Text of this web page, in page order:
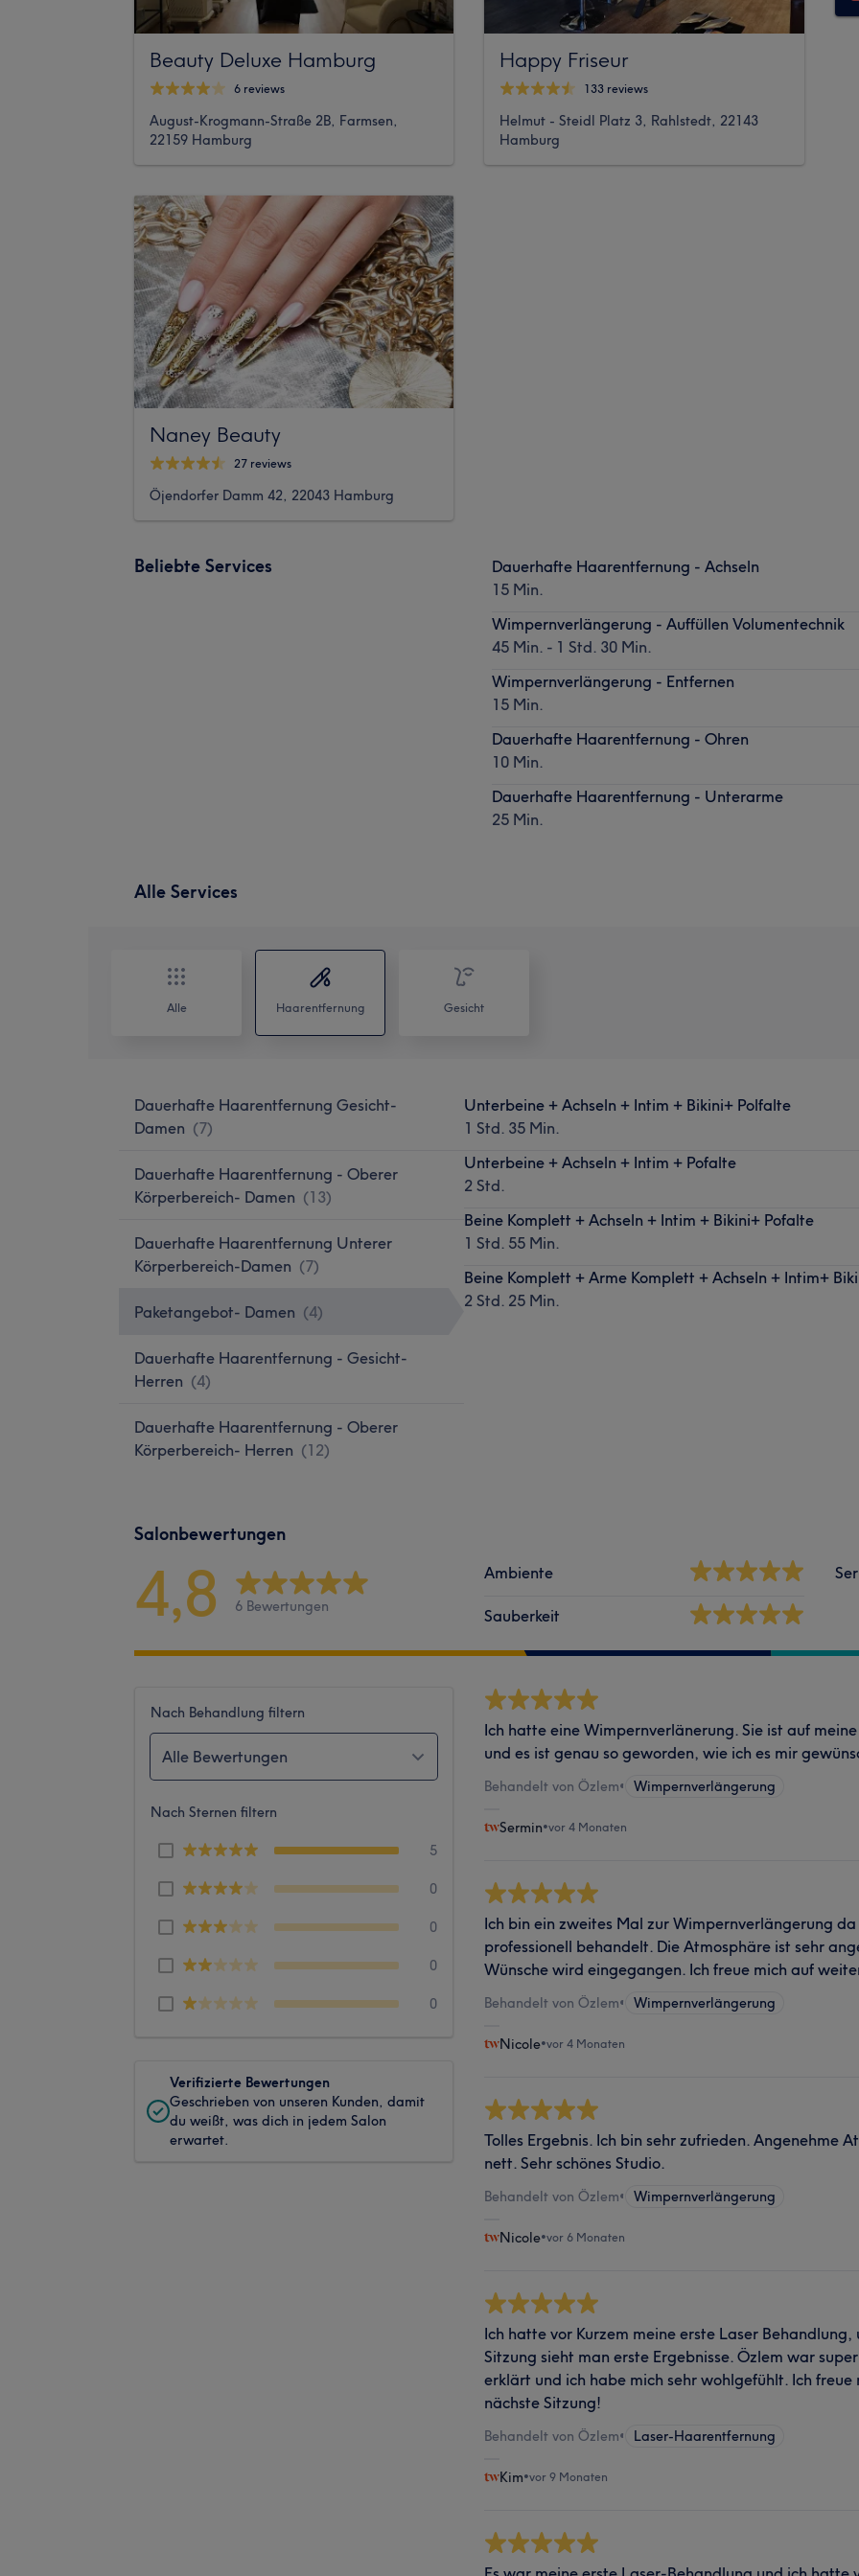
Beauty Deluxe Hamburg
6 reviews
August-Krogmann-Straße 2B, Farmsen,
22159 Hamburg
Naney Beauty
27 reviews
Öjendorfer Damm 42, 22043 Hamburg
Happy Friseur
133 reviews
Helmut - Steidl Platz 3, Rahlstedt, 22143
Hamburg
Beliebte Services
Dauerhafte Haarentfernung - Achseln
15 Min.
Wimpernverlängerung - Auffüllen Volumentechnik
45 Min. - 1 Std. 30 Min.
Wimpernverlängerung - Entfernen
15 Min.
Dauerhafte Haarentfernung - Ohren
10 Min.
Dauerhafte Haarentfernung - Unterarme
25 Min.
Alle Services
Alle Haarentfernung Gesicht
Dauerhafte Haarentfernung Gesicht-
Damen (7)
Dauerhafte Haarentfernung - Oberer
Körperbereich- Damen (13)
Dauerhafte Haarentfernung Unterer
Körperbereich-Damen (7)
Paketangebot- Damen (4)
Dauerhafte Haarentfernung - Gesicht-
Herren (4)
Dauerhafte Haarentfernung - Oberer
Körperbereich- Herren (12)
Unterbeine + Achseln + Intim + Bikini+ Polfalte
1 Std. 35 Min.
Unterbeine + Achseln + Intim + Pofalte
2 Std.
Beine Komplett + Achseln + Intim + Bikini+ Pofalte
1 Std. 55 Min.
Beine Komplett + Arme Komplett + Achseln + Intim+
2 Std. 25 Min.
Salonbewertungen
4,8 6 Bewertungen
Ambiente
Sauberkeit
Nach Behandlung filtern
Alle Bewertungen
Nach Sternen filtern
5
0
0
0
0
Verifizierte Bewertungen
Geschrieben von unseren Kunden, damit
du weißt, was dich in jedem Salon
erwartet.
Ich hatte eine Wimpernverlänerung. Sie ist auf
und es ist genau so geworden, wie ich es mir
Behandelt von Özlem• Wimpernverlängerung
Sermin•vor 4 Monaten
Ich bin ein zweites Mal zur Wimpernverlängerung
professionell behandelt. Die Atmosphäre ist sehr
Wünsche wird eingegangen. Ich freue mich auf
Behandelt von Özlem• Wimpernverlängerung
Nicole•vor 4 Monaten
Tolles Ergebnis. Ich bin sehr zufrieden. Angenehme
nett. Sehr schönes Studio.
Behandelt von Özlem• Wimpernverlängerung
Nicole•vor 6 Monaten
Ich hatte vor Kurzem meine erste Laser
Sitzung sieht man erste Ergebnisse. Özlem war
erklärt und ich habe mich sehr wohlgefühlt. Ich
nächste Sitzung!
Behandelt von Özlem• Laser-Haarentfernung
Kim•vor 9 Monaten